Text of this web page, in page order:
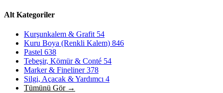
Alt Kategoriler
Kurşunkalem & Grafit 54
Kuru Boya (Renkli Kalem) 846
Pastel 638
Tebeşir, Kömür & Conté 54
Marker & Fineliner378
Silgi, Açacak & Yardımcı 4
Tümünü Gör →